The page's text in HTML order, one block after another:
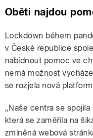
Oběti najdou
Lockdown během
v České republice
nabídnout pomoc ve
nemá možnost
se rozjela nová
„Naše centra se
která se zaměřila na
zmíněná webová